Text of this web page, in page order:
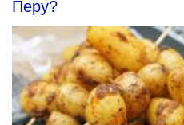
Перу?